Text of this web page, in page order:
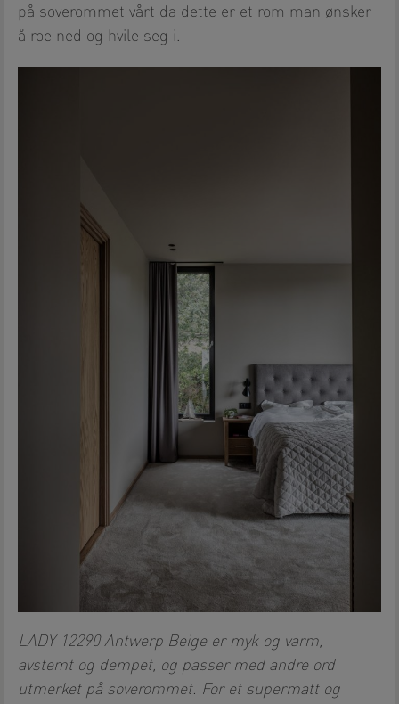
på soverommet vårt da dette er et rom man ønsker
å roe ned og hvile seg i.
LADY 12290 Antwerp Beige er myk og varm,
avstemt og dempet, og passer med andre ord
utmerket på soverommet. For et supermatt og